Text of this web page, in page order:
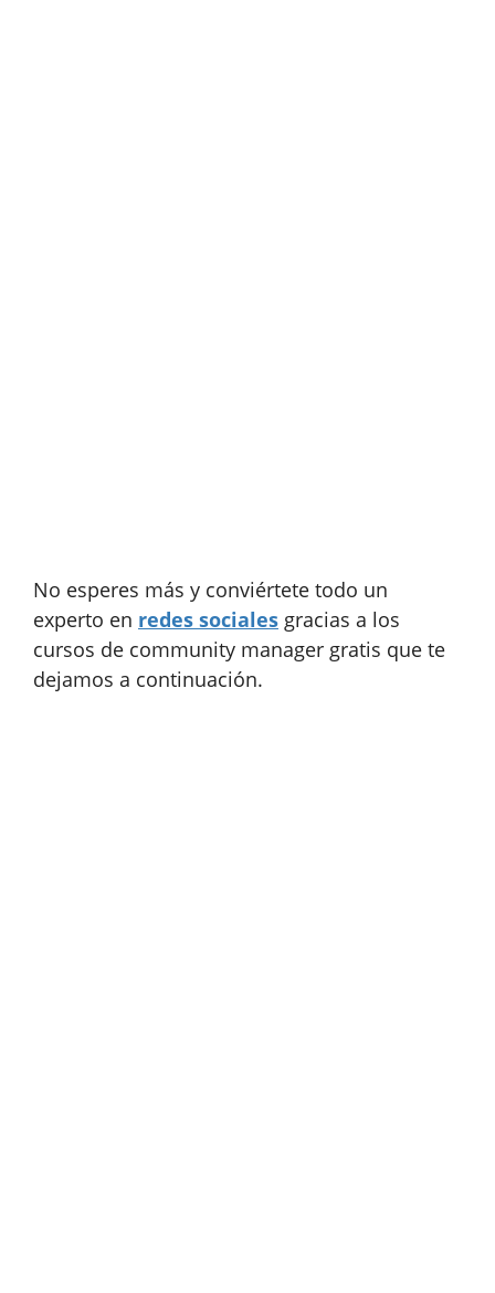
No esperes más y conviértete todo un
experto en redes sociales gracias a los
cursos de community manager gratis que te
dejamos a continuación.